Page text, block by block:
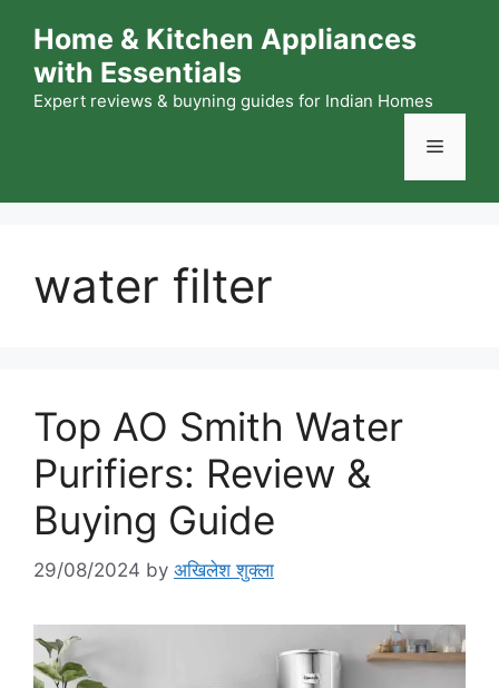
content
Home & Kitchen Appliances
with Essentials
Expert reviews & buyning guides for Indian Homes
Menu
water filter
Top AO Smith Water
Purifiers: Review &
Buying Guide
29/08/2024 by अखिलेश शुक्ला